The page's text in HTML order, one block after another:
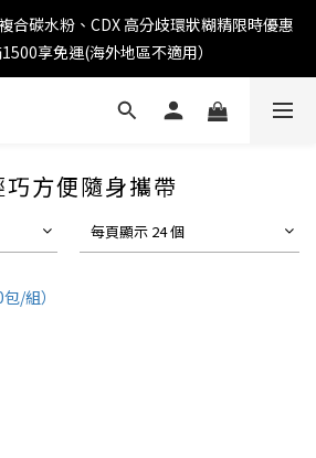
合碳水粉、CDX 高分歧環狀糊精限時優惠
享免運(海外地區不適用）
方便隨身攜帶
每頁顯示 24 個